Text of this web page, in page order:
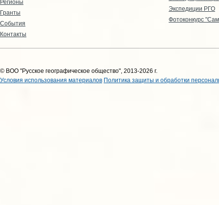
Регионы
Гранты
События
Контакты
Экспедиции РГО
Фотоконкурс
© ВОО "Русское географическое общество", 2013-2026 г.
Условия использования материалов Политика защиты и обработки